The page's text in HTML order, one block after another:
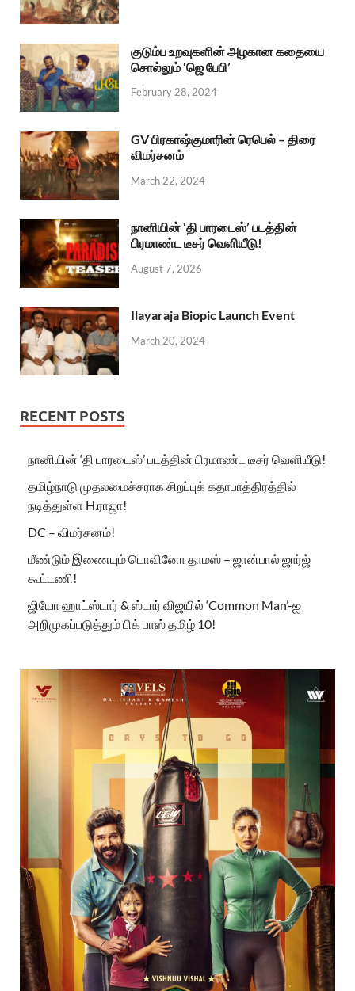
குடும்ப உறவுகளின் அழகான கதையை
சொல்லும் ‘ஜெ பேபி’
February 28, 2024
GV பிரகாஷ்குமாரின் ரெபெல் – திரை
விமர்சனம்
March 22, 2024
நானியின் ‘தி பாரடைஸ்’ படத்தின்
பிரமாண்ட டீசர் வெளியீடு!
August 7, 2026
Ilayaraja Biopic Launch Event
March 20, 2024
RECENT POSTS
நானியின் ‘தி பாரடைஸ்’ படத்தின் பிரமாண்ட டீசர் வெளியீடு!
தமிழ்நாடு முதலமைச்சராக சிறப்புக் கதாபாத்திரத்தில்
நடித்துள்ள H.ராஜா!
DC – விமர்சனம்!
மீண்டும் இணையும் டொவினோ தாமஸ் – ஜான்பால் ஜார்ஜ்
கூட்டணி!
ஜியோ ஹாட்ஸ்டார் & ஸ்டார் விஜயில் ‘Common Man’-ஐ
அறிமுகப்படுத்தும் பிக் பாஸ் தமிழ் 10!